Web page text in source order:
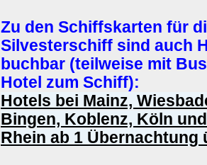
Zu den Schiffskarten für
Silvesterschiff sind auch
buchbar (teilweise mit
Hotel zum Schiff):
Hotels bei Mainz,
Bingen, Koblenz, Köln
Rhein ab 1 Übernachtung